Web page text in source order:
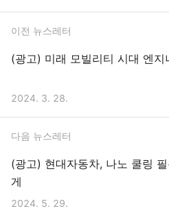
이전 뉴스레터
(광고) 미래 모빌리티 시대 엔지
2024. 3. 28.
다음 뉴스레터
(광고) 현대자동차, 나노 쿨링
게
2024. 5. 29.